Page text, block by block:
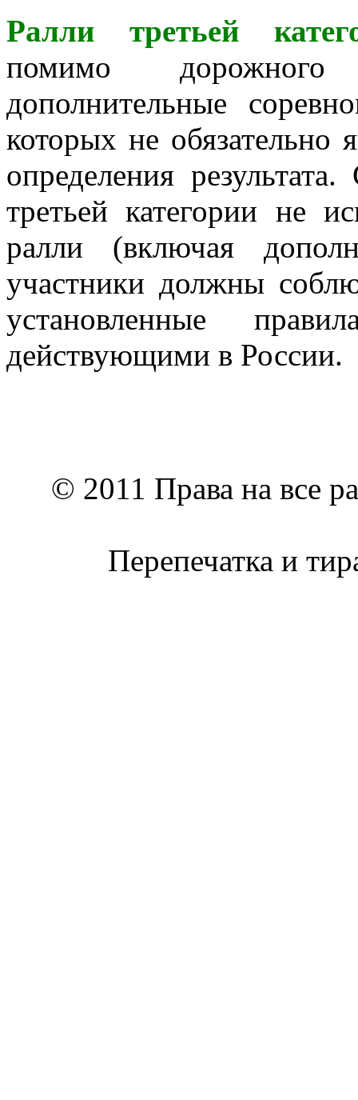
Ралли третьей
помимо дорожного
дополнительные
которых не обязательно
определения
третьей категории не
ралли (включая
участники должны
установленные
действующими в России.
© 2011 Права на все
Перепечатка и